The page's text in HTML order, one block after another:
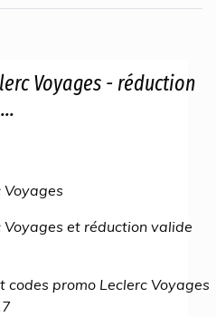
Voyages - réduction
Voyages
Voyages et réduction valide
codes promo Leclerc Voyages